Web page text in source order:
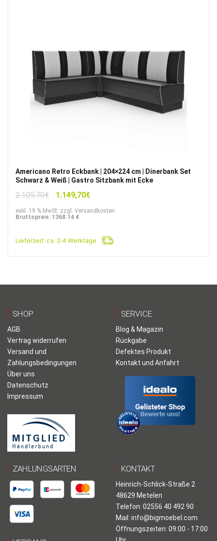
Americano Retro Eckbank | 204×224 cm | Dinerbank Set
Schwarz & Weiß | Gastro Sitzbank mit Ecke
2.109,70€
Ursprünglicher
war:
1.149,70€Aktueller
ist:
exkl. 19 % MwSt. zzgl. Versandkosten
Bruttopreis: 1368.14 €
Lieferzeit: ca. 2-4 Werktage
SHOP
AGB
Vertrag widerrufen
Versand und
Zahlungsbedingungen
Über uns
Datenschutz
Impressum
SERVICE
Blog & Magazin
Rückgabe
Defektes Produkt
Kontakt und Anfahrt
ZAHLUNGSARTEN KONTAKT
Heinrich-Schlick-Straße 2
48629 Metelen
Telefon: 02556 40 492 90
Mail: info@bigmoebel.com
Öffnungszeiten: 09:00 - 17:00